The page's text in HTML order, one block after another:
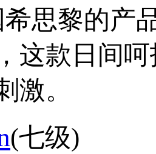
希思黎的产
这款日间
激。
(七级)